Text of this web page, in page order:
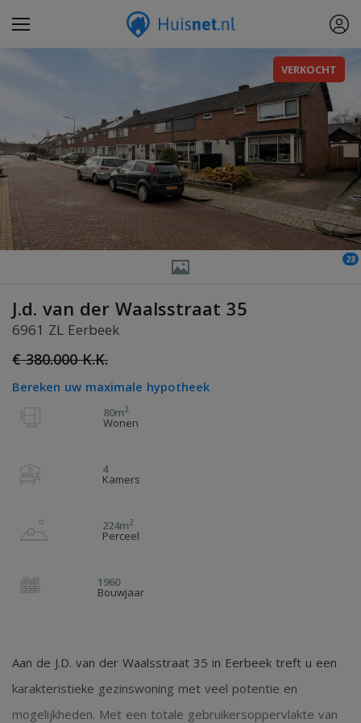
VERKOCHT
28
J.d. van der Waalsstraat 35
6961 ZL Eerbeek
€ 380.000 K.K.
Bereken uw maximale hypotheek
80m2
Wonen
4
Kamers
224m2
Perceel
1960
Bouwjaar
Aan de J.D. van der Waalsstraat 35 in Eerbeek treft u een
karakteristieke gezinswoning met veel potentie en
mogelijkheden. Met een totale gebruikersoppervlakte van